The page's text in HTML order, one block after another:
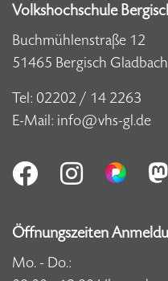
Volkshochschule
Buchmühlenstraße 12
51465 Bergisch Gladbach
Tel: 02202 / 14 2263
E-Mail: info@vhs-gl.de
Öffnungszeiten
Mo. - Do.: